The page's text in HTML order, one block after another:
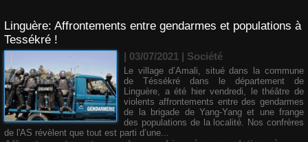
Linguère: Affrontements entre gendarmes et populations à
Tessékré !
| 03/07/2021 | Société
Le village d’Amali, situé dans la commune
de Téssékré dans le département de
Linguère, a été hier vendredi, le théâtre de
violents affrontements entre des gendarmes
de la brigade de Yang-Yang et une frange
des populations de la localité. Nos confrères
de l'AS révèlent que tout est parti d’une...